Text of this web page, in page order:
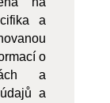
a
o
a
a